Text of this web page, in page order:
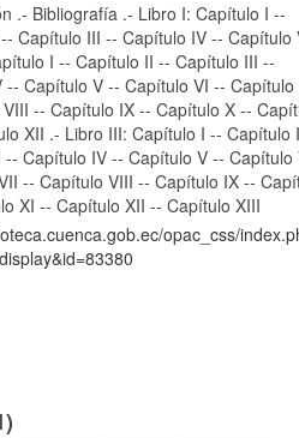
.- Bibliografía .- Libro I: Capítulo I --
Capítulo III -- Capítulo IV -- Capítulo
I -- Capítulo II -- Capítulo III --
-- Capítulo V -- Capítulo VI -- Capítulo
-- Capítulo IX -- Capítulo X --
XII .- Libro III: Capítulo I -- Capítulo
-- Capítulo IV -- Capítulo V -- Capítulo
-- Capítulo VIII -- Capítulo IX --
XI -- Capítulo XII -- Capítulo XIII
opac_css/